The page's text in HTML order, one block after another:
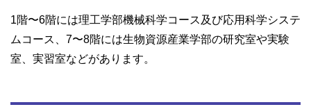
1階〜6階には理工学部機械科学コース及び応用科学システ
ムコース、7〜8階には生物資源産業学部の研究室や実験
室、実習室などがあります。